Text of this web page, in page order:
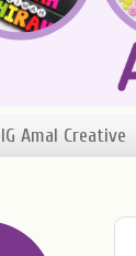
IG Amal Creative